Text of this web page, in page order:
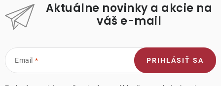
Aktuálne novinky a akcie na
váš e-mail
Email PRIHLÁSIŤ SA